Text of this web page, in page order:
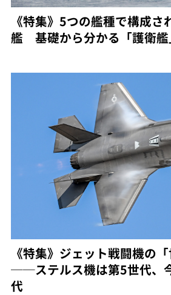
《特集》5つの艦種で構成さ
艦 基礎から分かる「護衛艦
《特集》ジェット戦闘機の
──ステルス機は第5世代、
代